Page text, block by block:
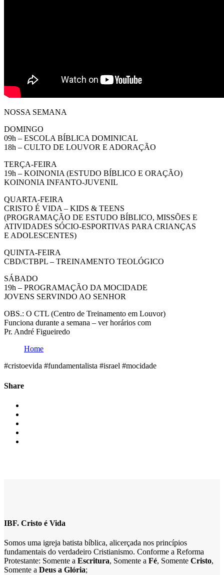
NOSSA SEMANA
DOMINGO
09h – ESCOLA BÍBLICA DOMINICAL
18h – CULTO DE LOUVOR E ADORAÇÃO
TERÇA-FEIRA
19h – KOINONIA (ESTUDO BÍBLICO E ORAÇÃO)
KOINONIA INFANTO-JUVENIL
QUARTA-FEIRA
CRISTO É VIDA – KIDS & TEENS
(PROGRAMAÇÃO DE ESTUDO BÍBLICO, MISSÕES E
ATIVIDADES SÓCIO-ESPORTIVAS PARA CRIANÇAS
E ADOLESCENTES)
QUINTA-FEIRA
CBD/CTBPL – TREINAMENTO TEOLÓGICO
SÁBADO
19h – PROGRAMAÇÃO DA MOCIDADE
JOVENS SERVINDO AO SENHOR
OBS.: O CTL (Centro de Treinamento em Louvor)
Funciona durante a semana – ver horários com
Pr. André Figueiredo
Home
#cristoevida #fundamentalista #israel #mocidade
Share
IBF. Cristo é Vida
Somos uma igreja batista bíblica, alicerçada nos princípios
fundamentais do verdadeiro Cristianismo. Conforme a Reforma
Protestante: Somente a Escritura, Somente a Fé, Somente Cristo,
Somente a Deus a Glória;